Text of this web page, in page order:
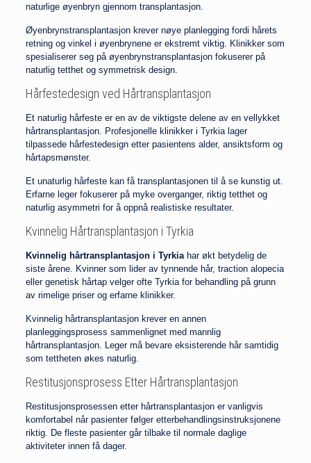
naturlige øyenbryn gjennom transplantasjon.
Øyenbrynstransplantasjon krever nøye planlegging fordi hårets
retning og vinkel i øyenbrynene er ekstremt viktig. Klinikker som
spesialiserer seg på øyenbrynstransplantasjon fokuserer på
naturlig tetthet og symmetrisk design.
Hårfestedesign ved Hårtransplantasjon
Et naturlig hårfeste er en av de viktigste delene av en vellykket
hårtransplantasjon. Profesjonelle klinikker i Tyrkia lager
tilpassede hårfestedesign etter pasientens alder, ansiktsform og
hårtapsmønster.
Et unaturlig hårfeste kan få transplantasjonen til å se kunstig ut.
Erfarne leger fokuserer på myke overganger, riktig tetthet og
naturlig asymmetri for å oppnå realistiske resultater.
Kvinnelig Hårtransplantasjon i Tyrkia
Kvinnelig hårtransplantasjon i Tyrkiahar økt betydelig de
siste årene. Kvinner som lider av tynnende hår, traction alopecia
eller genetisk hårtap velger ofte Tyrkia for behandling på grunn
av rimelige priser og erfarne klinikker.
Kvinnelig hårtransplantasjon krever en annen
planleggingsprosess sammenlignet med mannlig
hårtransplantasjon. Leger må bevare eksisterende hår samtidig
som tettheten økes naturlig.
Restitusjonsprosess Etter Hårtransplantasjon
Restitusjonsprosessen etter hårtransplantasjon er vanligvis
komfortabel når pasienter følger etterbehandlingsinstruksjonene
riktig. De fleste pasienter går tilbake til normale daglige
aktiviteter innen få dager.